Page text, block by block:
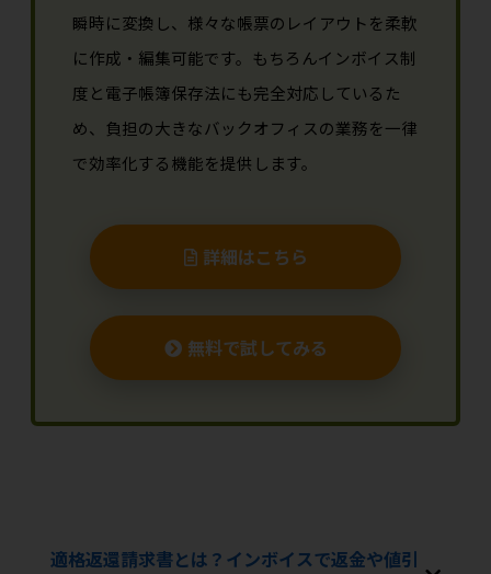
瞬時に変換し、様々な帳票のレイアウトを柔軟
に作成・編集可能です。もちろんインボイス制
度と電子帳簿保存法にも完全対応しているた
め、負担の大きなバックオフィスの業務を一律
で効率化する機能を提供します。
詳細はこちら
無料で試してみる
適格返還請求書とは？インボイスで返金や値引